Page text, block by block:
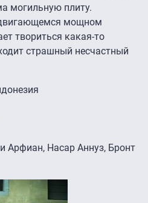
могильную плиту.
мощном
твориться какая-то
страшный несчастный
Арфиан, Насар Аннуз, Бронт